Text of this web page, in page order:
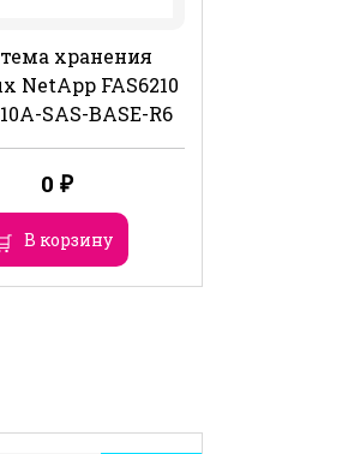
хранения
NetApp FAS6210
SAS-BASE-R6
0 ₽
В корзину